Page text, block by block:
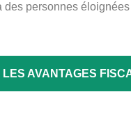
personnes
AVANTAGES